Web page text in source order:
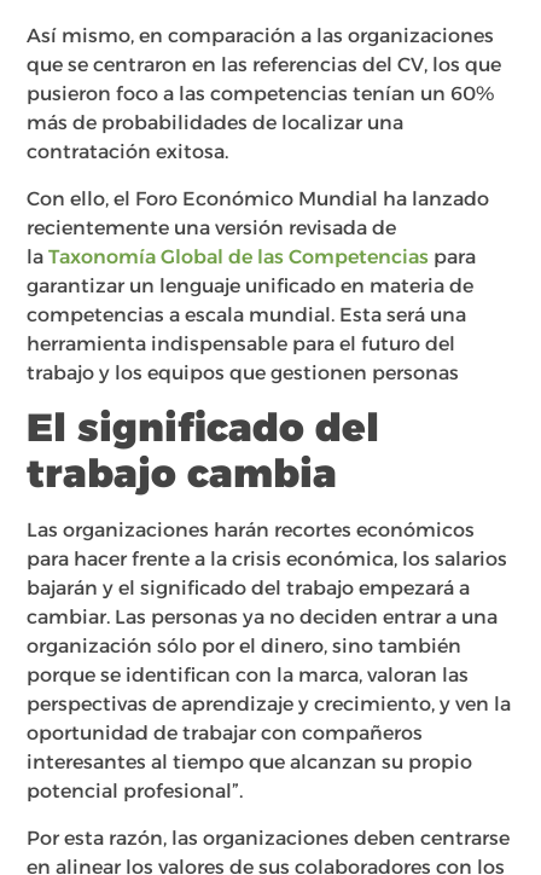
Así mismo, en comparación a las organizaciones
que se centraron en las referencias del CV, los que
pusieron foco a las competencias tenían un 60%
más de probabilidades de localizar una
contratación exitosa.
Con ello, el Foro Económico Mundial ha lanzado
recientemente una versión revisada de
laTaxonomía Global de las Competencias para
garantizar un lenguaje unificado en materia de
competencias a escala mundial. Esta será una
herramienta indispensable para el futuro del
trabajo y los equipos que gestionen personas
El significado del
trabajo cambia
Las organizaciones harán recortes económicos
para hacer frente a la crisis económica, los salarios
bajarán y el significado del trabajo empezará a
cambiar. Las personas ya no deciden entrar a una
organización sólo por el dinero, sino también
porque se identifican con la marca, valoran las
perspectivas de aprendizaje y crecimiento, y ven la
oportunidad de trabajar con compañeros
interesantes al tiempo que alcanzan su propio
potencial profesional”.
Por esta razón, las organizaciones deben centrarse
en alinear los valores de sus colaboradores con los